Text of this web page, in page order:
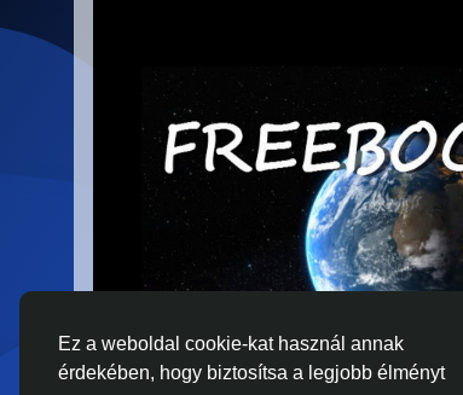
Ez a weboldal cookie-kat használ annak
érdekében, hogy biztosítsa a legjobb élményt